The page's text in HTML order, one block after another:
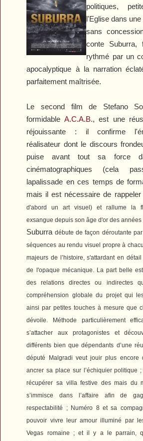
politiques,
l'Eglise dans
sans
conte Suburra,
rythmé par un
apocalyptique à la narration
parfaitement maîtrisée.
Le second film de Stefano
formidableA.C.A.B., est une
réjouissante : il confirme
réalisateur dont le discours
puise avant tout sa force
cinématographiques (cela
lapalissade en ces temps de
mais il est nécessaire de rappeler
d'abord un art visuel) et rallume la
exsangue depuis son âge d'or des
Suburradébute de façon déroutante
séquences au rendu visuel propre à
majeurs de l’histoire, s'attardant en
de l'opaque mécanique. La part belle
des relations directes ou indirectes
compréhension globale du projet qui
ainsi par petites touches à mesure que
dévoile. Méthode particulièrement
s’attacher aux protagonistes et
différents bien que dépendants d’une
député Malgradi veut jouir plus encore
ancrer sa place sur l’échiquier politique
récupérer sa villa festive des mais du
s’immisce dans l’affaire afin de
respectabilité ; Numéro 8 et sa
pouvoir vivre leur amour illuminé par
Vegas romaine ; et il y a le parrain,